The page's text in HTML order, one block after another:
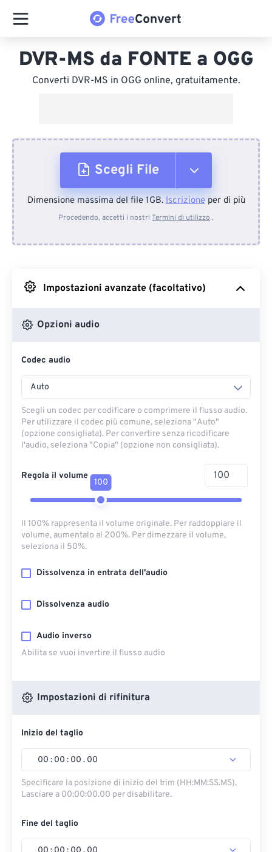
DVR-MS da FONTE a OGG
Converti DVR-MS in OGG online, gratuitamente.
Scegli File
Dal dispositivo
Da Google Drive
Dimensione massima del file 1GB.Iscrizioneper di più
Procedendo, accetti i nostri Termini di utilizzo .
Impostazioni avanzate (facoltativo)
Opzioni audio
Codec audio
Auto
Scegli un codec per codificare o comprimere il flusso audio.
Per utilizzare il codec più comune, seleziona "Auto"
(opzione consigliata). Per convertire senza ricodificare
l'audio, seleziona "Copia" (opzione non consigliata).
Regola il volume
100
Il 100% rappresenta il volume originale. Per raddoppiare il
volume, aumentalo al 200%. Per dimezzare il volume,
seleziona il 50%.
Dissolvenza in entrata dell'audio
Dissolvenza audio
Audio inverso
Abilita se vuoi invertire il flusso audio
Impostazioni di rifinitura
Inizio del taglio
00 : 00 : 00 . 00
Specificare la posizione di inizio del trim (HH:MM:SS.MS).
Lasciare a 00:00:00.00 per disabilitare.
Fine del taglio